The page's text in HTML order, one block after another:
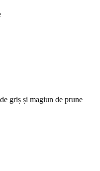
griș și magiun de prune